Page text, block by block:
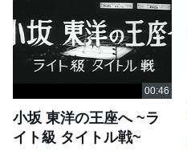
小坂 東洋の王座へ ~ラ
イト級 タイトル戦~